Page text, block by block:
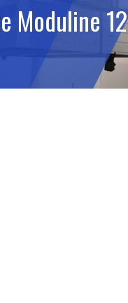
Moduline